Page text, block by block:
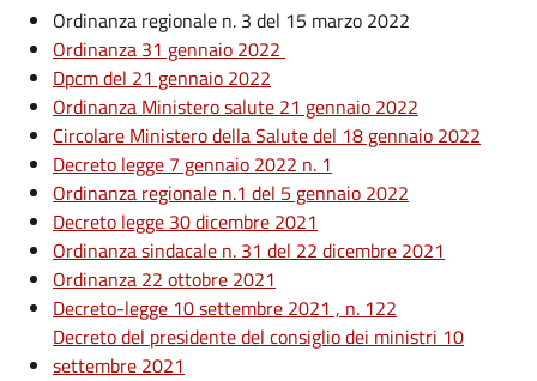
Ordinanza regionale n. 3 del 15 marzo 2022
Ordinanza 31 gennaio 2022
Dpcm del 21 gennaio 2022
Ordinanza Ministero salute 21 gennaio 2022
Circolare Ministero della Salute del 18 gennaio 2022
Decreto legge 7 gennaio 2022 n. 1
Ordinanza regionale n.1 del 5 gennaio 2022
Decreto legge 30 dicembre 2021
Ordinanza sindacale n. 31 del 22 dicembre 2021
Ordinanza 22 ottobre 2021
Decreto-legge 10 settembre 2021 , n. 122
Decreto del presidente del consiglio dei ministri 10
settembre 2021